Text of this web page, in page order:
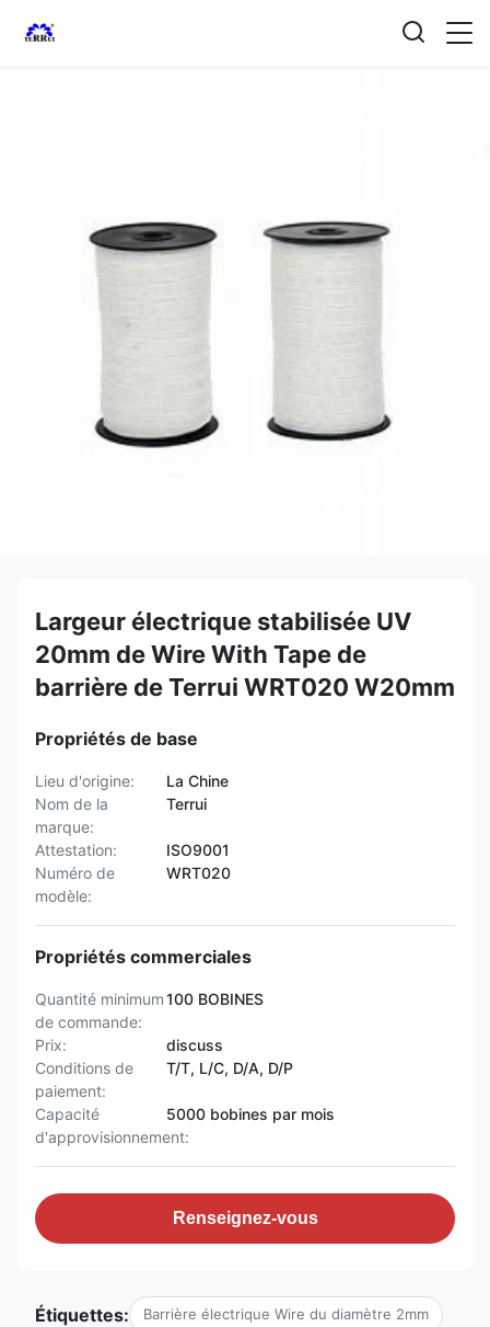
Largeur électrique stabilisée UV
20mm de Wire With Tape de
barrière de Terrui WRT020 W20mm
Propriétés de base
Lieu d'origine:
La Chine
Nom de la
marque:
Terrui
Attestation:
ISO9001
Numéro de
modèle:
WRT020
Propriétés commerciales
Quantité minimum
de commande:
100 BOBINES
Prix:
discuss
Conditions de
paiement:
T/T, L/C, D/A, D/P
Capacité
d'approvisionnement:
5000 bobines par mois
Renseignez-vous
Étiquettes: Barrière électrique Wire du diamètre 2mm